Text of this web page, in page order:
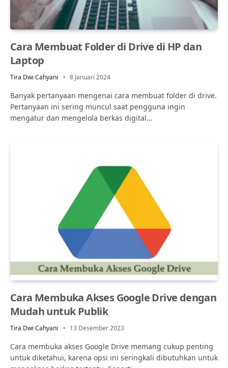
Cara Membuat Folder di Drive di HP dan
Laptop
Tira Dwi Cahyani 8 Januari 2024
Banyak pertanyaan mengenai cara membuat folder di drive.
Pertanyaan ini sering muncul saat pengguna ingin
mengatur dan mengelola berkas digital…
Cara Membuka Akses Google Drive dengan
Mudah untuk Publik
Tira Dwi Cahyani 13 Desember 2023
Cara membuka akses Google Drive memang cukup penting
untuk diketahui, karena opsi ini seringkali dibutuhkan untuk